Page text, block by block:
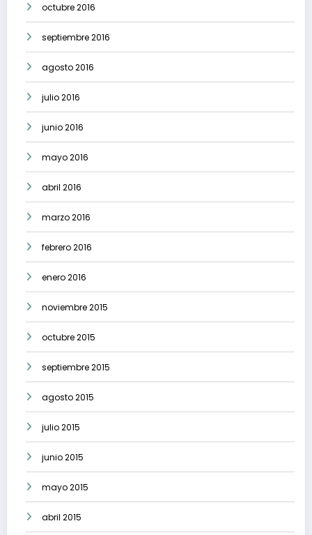
octubre 2016
septiembre 2016
agosto 2016
julio 2016
junio 2016
mayo 2016
abril 2016
marzo 2016
febrero 2016
enero 2016
noviembre 2015
octubre 2015
septiembre 2015
agosto 2015
julio 2015
junio 2015
mayo 2015
abril 2015